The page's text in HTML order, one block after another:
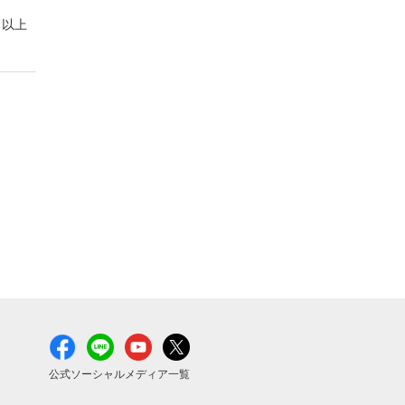
以上
公式ソーシャルメディア一覧